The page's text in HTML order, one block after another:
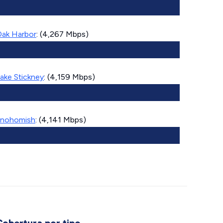
Harbor: (4,267 Mbps)
Stickney: (4,159 Mbps)
: (4,141 Mbps)